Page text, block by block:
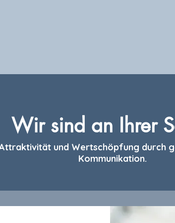
Wir sind an Ihrer
und Wertschöpfung durch
Kommunikation.